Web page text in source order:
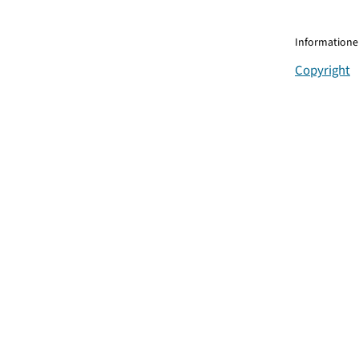
Copyright